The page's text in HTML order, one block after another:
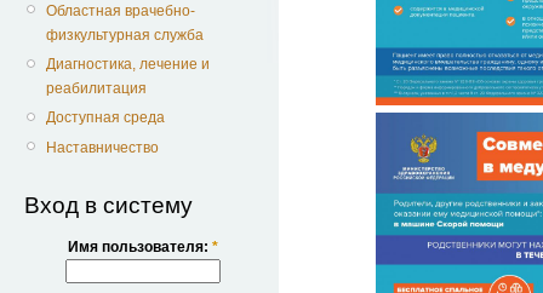
Областная врачебно-
физкультурная служба
Диагностика, лечение и
реабилитация
Доступная среда
Наставничество
Вход в систему
Имя пользователя: *